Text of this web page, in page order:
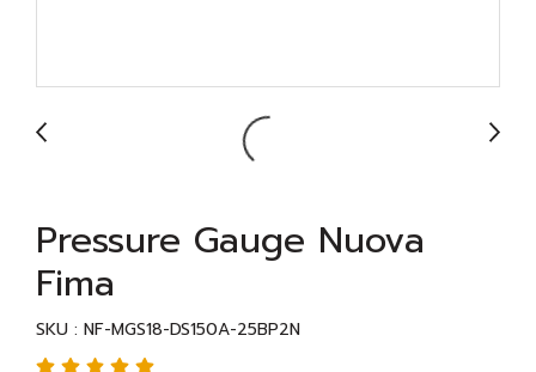
Pressure Gauge Nuova
Fima
SKU : NF-MGS18-DS150A-25BP2N